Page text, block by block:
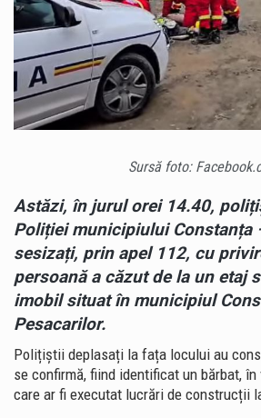
Sursă foto:
Astăzi, în jurul orei 14.40,
Poliției municipiului Constanța
sesizați, prin apel 112, cu
persoană a căzut de la un etaj
imobil situat în municipiul
Pesacarilor.
Polițiștii deplasați la fața locului au
se confirmă, fiind identificat un bărbat, în
care ar fi executat lucrări de construcții